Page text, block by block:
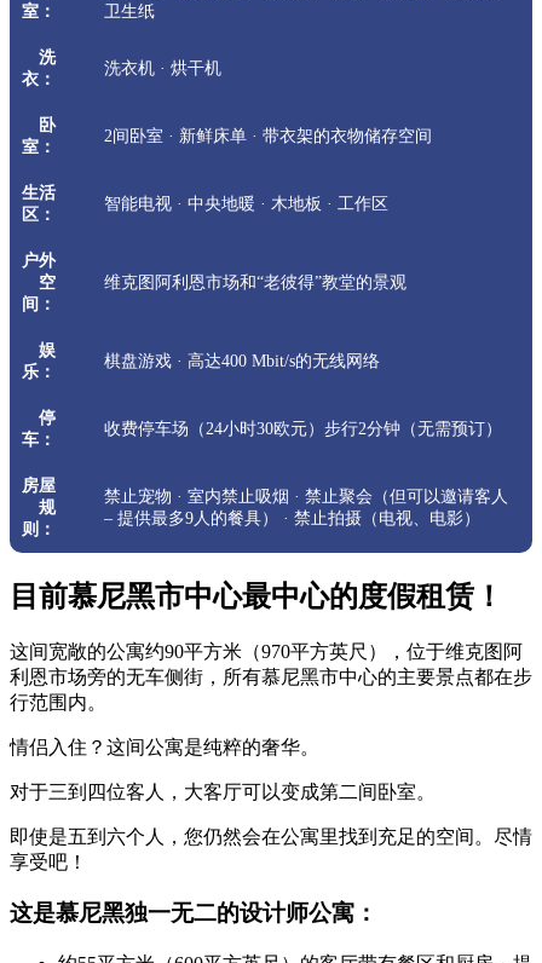
室：
卫生纸
洗
衣：
洗衣机 · 烘干机
卧
室：
2间卧室 · 新鲜床单 · 带衣架的衣物储存空间
生活
区：
智能电视 · 中央地暖 · 木地板 · 工作区
户外
空
间：
维克图阿利恩市场和“老彼得”教堂的景观
娱
乐：
棋盘游戏 · 高达400 Mbit/s的无线网络
停
车：
收费停车场（24小时30欧元）步行2分钟（无需预订）
房屋
规
则：
禁止宠物 · 室内禁止吸烟 · 禁止聚会（但可以邀请客人
– 提供最多9人的餐具） · 禁止拍摄（电视、电影）
目前慕尼黑市中心最中心的度假租赁！
这间宽敞的公寓约90平方米（970平方英尺），位于维克图阿
利恩市场旁的无车侧街，所有慕尼黑市中心的主要景点都在步
行范围内。
情侣入住？这间公寓是纯粹的奢华。
对于三到四位客人，大客厅可以变成第二间卧室。
即使是五到六个人，您仍然会在公寓里找到充足的空间。尽情
享受吧！
这是慕尼黑独一无二的设计师公寓：